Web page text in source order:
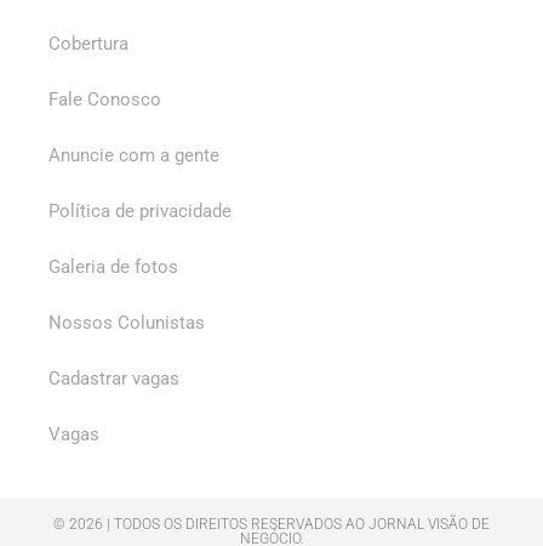
Cobertura
Fale Conosco
Anuncie com a gente
Política de privacidade
Galeria de fotos
Nossos Colunistas
Cadastrar vagas
Vagas
© 2026 | TODOS OS DIREITOS RESERVADOS AO JORNAL VISÃO DE
NEGÓCIO.